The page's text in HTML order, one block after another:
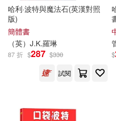
哈利·波特與魔法石(英漢對照
版)
簡體書
（英） J.K.羅琳
87 折 $287 $330
試閱
$